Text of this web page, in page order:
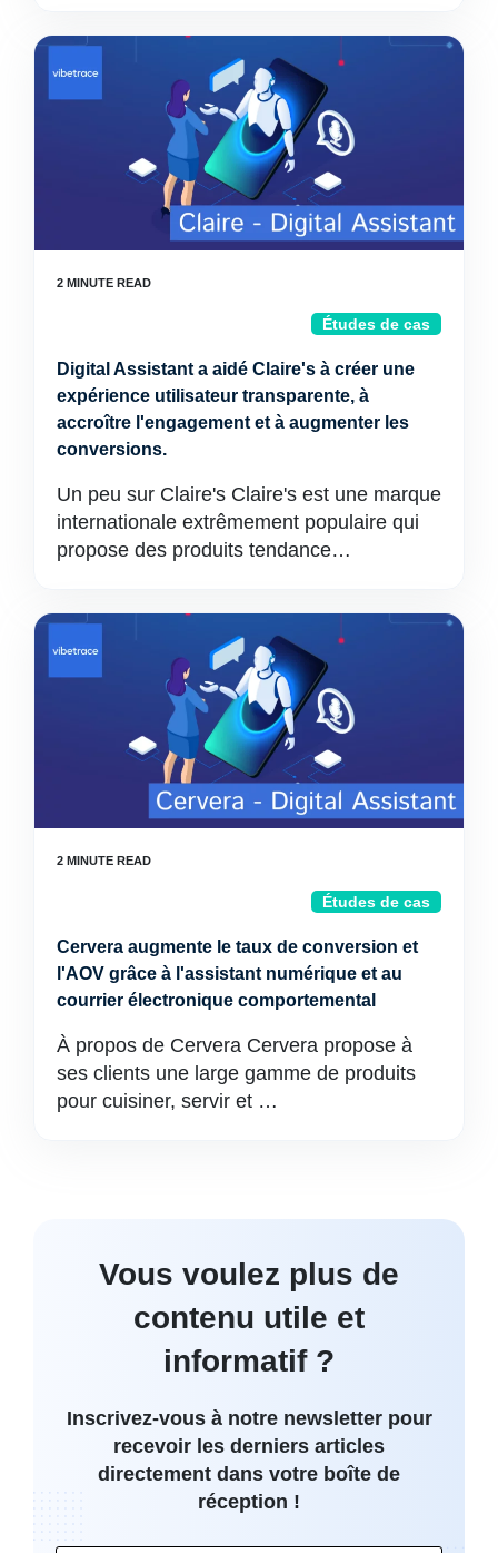
Études de cas
Digital Assistant a aidé Claire's à créer une
expérience utilisateur transparente, à
accroître l'engagement et à augmenter les
conversions.
Un peu sur Claire's Claire's est une marque
internationale extrêmement populaire qui
propose des produits tendance…
Études de cas
Cervera augmente le taux de conversion et
l'AOV grâce à l'assistant numérique et au
courrier électronique comportemental
À propos de Cervera Cervera propose à
ses clients une large gamme de produits
pour cuisiner, servir et …
Vous voulez plus de
contenu utile et
informatif ?
Inscrivez-vous à notre newsletter pour
recevoir les derniers articles
directement dans votre boîte de
réception !